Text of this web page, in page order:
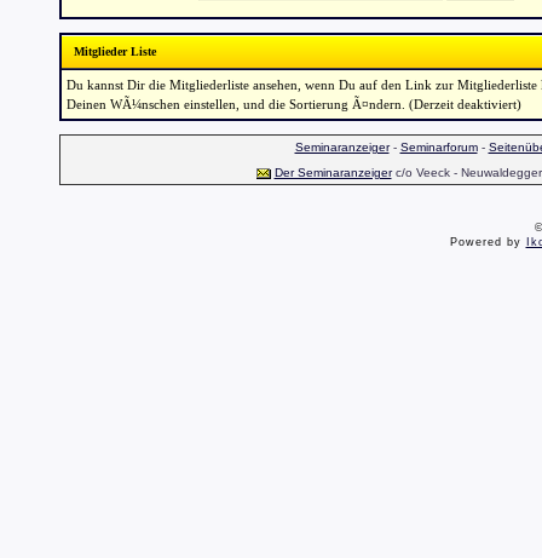
Mitglieder Liste
Du kannst Dir die Mitgliederliste ansehen, wenn Du auf den Link zur
Deinen WÃ¼nschen einstellen, und die Sortierung Ã¤ndern. (Derzeit deaktiviert)
Seminaranzeiger- Seminarforum-
Der Seminaranzeigerc/o Veeck -
Powered by